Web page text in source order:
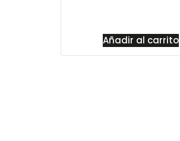
Añadir al carrito